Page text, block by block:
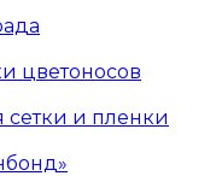
цветоносов
и пленки